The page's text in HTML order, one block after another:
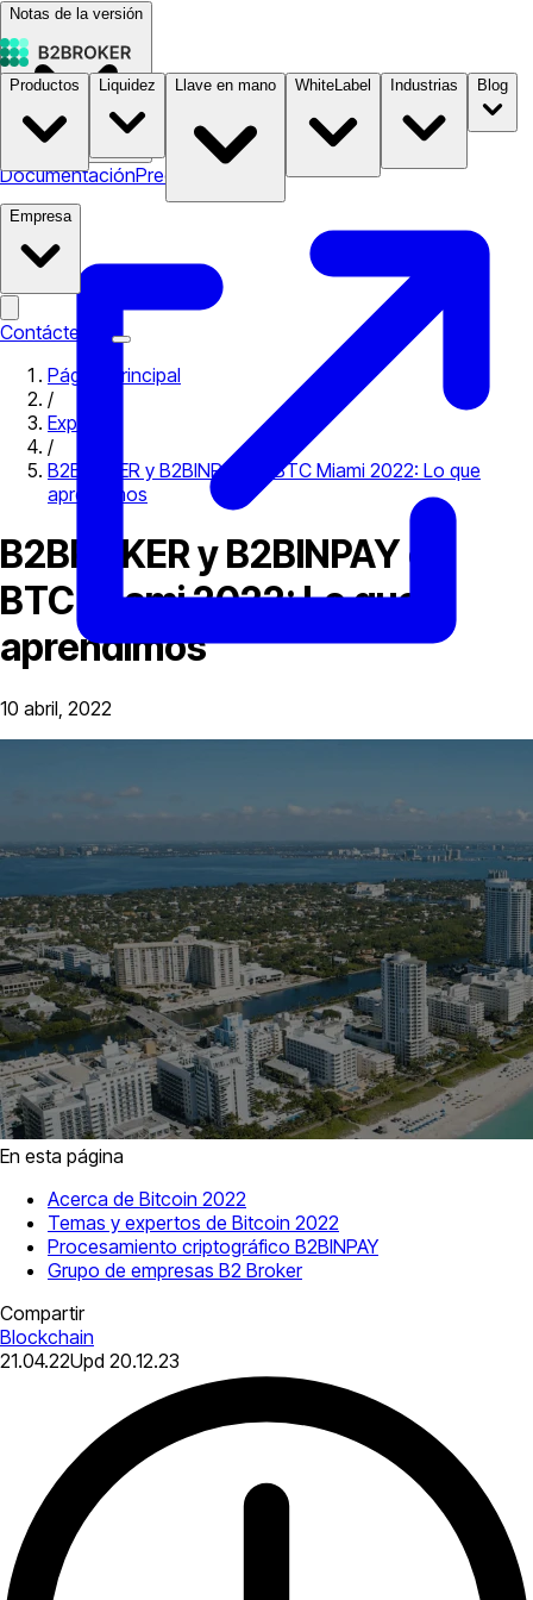
Notas de la versión
DocumentaciónPrecios
Productos Liquidez Llave en mano WhiteLabel Industrias Blog
Empresa
Contáctenos
Página principal
/
Expo
/
B2BROKER y B2BINPAY en BTC Miami 2022: Lo que
aprendimos
B2BROKER y B2BINPAY en
BTC Miami 2022: Lo que
aprendimos
10 abril, 2022
En esta página
Acerca de Bitcoin 2022
Temas y expertos de Bitcoin 2022
Procesamiento criptográfico B2BINPAY
Grupo de empresas B2 Broker
Compartir
Blockchain
21.04.22Upd 20.12.23